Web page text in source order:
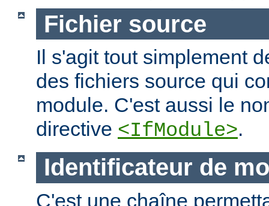
Fichier source
Il s'agit tout simplement
des fichiers source qui
module. C'est aussi le
directive <IfModule>.
Identificateur de
C'est une chaîne